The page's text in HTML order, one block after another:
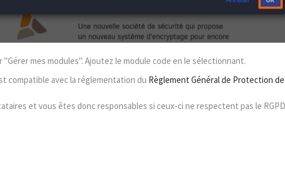
mes modules". Ajoutez le module code en le sélectionnant.
compatible avec la réglementation du Règlement Général de Protection
et vous êtes donc responsables si ceux-ci ne respectent pas le